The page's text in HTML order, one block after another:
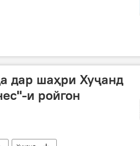
дар шаҳри Хуҷанд
и ройгон